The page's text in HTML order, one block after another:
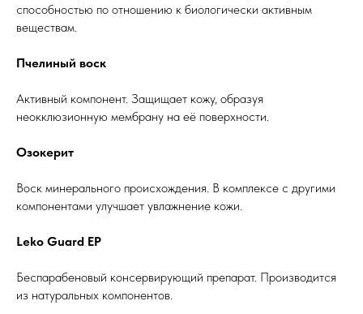
способностью по отношению к биологически активным
веществам.
Пчелиный воск
Активный компонент. Защищает кожу, образуя
неокклюзионную мембрану на её поверхности.
Озокерит
Воск минерального происхождения. В комплексе с другими
компонентами улучшает увлажнение кожи.
Leko Guard EP
Беспарабеновый консервирующий препарат. Производится
из натуральных компонентов.